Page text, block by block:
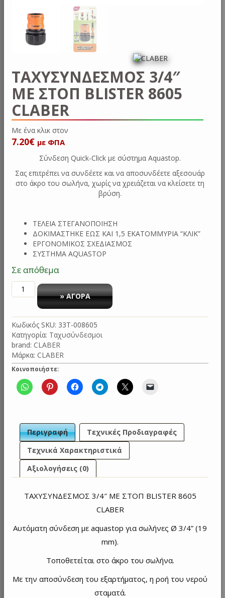
ΤΑΧΥΣΥΝΔΕΣΜΟΣ 3/4″
ΜΕ ΣΤΟΠ BLISTER 8605
CLABER
Με ένα κλικ
7.20€ με ΦΠΑ
Σύνδεση Quick-Click με σύστημα Aquastop.
Σας επιτρέπει να συνδέετε και να αποσυνδέετε αξεσουάρ
στο άκρο του σωλήνα, χωρίς να χρειάζεται να κλείσετε τη
βρύση.
ΤΕΛΕΙΑ ΣΤΕΓΑΝΟΠΟΙΗΣΗ
ΔΟΚΙΜΑΣΤΗΚΕ ΕΩΣ ΚΑΙ 1,5 ΕΚΑΤΟΜΜΥΡΙΑ “ΚΛΙΚ”
ΕΡΓΟΝΟΜΙΚΟΣ ΣΧΕΔΙΑΣΜΟΣ
ΣΥΣΤΗΜΑ AQUASTOP
Σε απόθεμα
ΤΑΧΥΣΥΝΔΕΣΜΟΣ
3/4"
ΣΤΟΠ
BLISTER
8605
CLABER
ποσότητα
» ΑΓΟΡΑ
Κωδικός SKU: 33T-008605
Κατηγορία: Ταχυσύνδεσμοι
brand: CLABER
Μάρκα: CLABER
Κοινοποιήστε:
Περιγραφή
Τεχνικές Προδιαγραφές
Τεχνικά Χαρακτηριστικά
Αξιολογήσεις (0)
ΤΑΧΥΣΥΝΔΕΣΜΟΣ 3/4″ ΜΕ ΣΤΟΠ BLISTER 8605
CLABER
Αυτόματη σύνδεση με aquastop για σωλήνες Ø 3/4” (19
mm).
Τοποθετείται στο άκρο του σωλήνα.
Με την αποσύνδεση του εξαρτήματος, η ροή του νερού
σταματά.